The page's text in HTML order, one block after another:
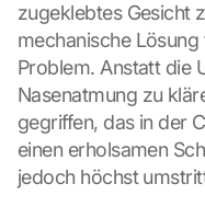
zugeklebtes Gesicht
mechanische
Problem. Anstatt die
Nasenatmung zu
gegriffen, das in der
einen erholsamen
jedoch höchst